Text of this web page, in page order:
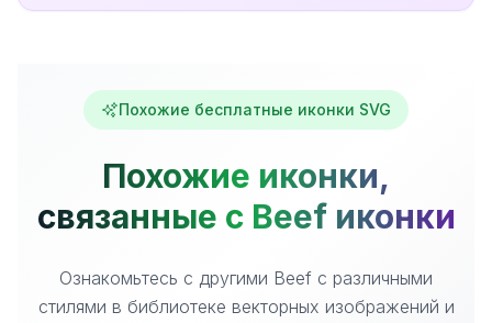
Похожие бесплатные иконки SVG
Похожие иконки,
связанные с Beef иконки
Ознакомьтесь с другими Beef с различными
стилями в библиотеке векторных изображений и